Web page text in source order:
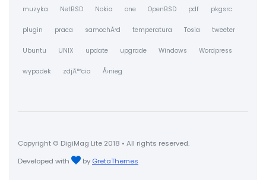
muzyka NetBSD Nokia one OpenBSD pdf pkgsrc
plugin praca samochÃ³d temperatura Tosia tweeter
Ubuntu UNIX update upgrade Windows Wordpress
wypadek zdjÄ™cia Å›nieg
Copyright © DigiMag Lite 2018 • All rights reserved.
Developed with
by GretaThemes